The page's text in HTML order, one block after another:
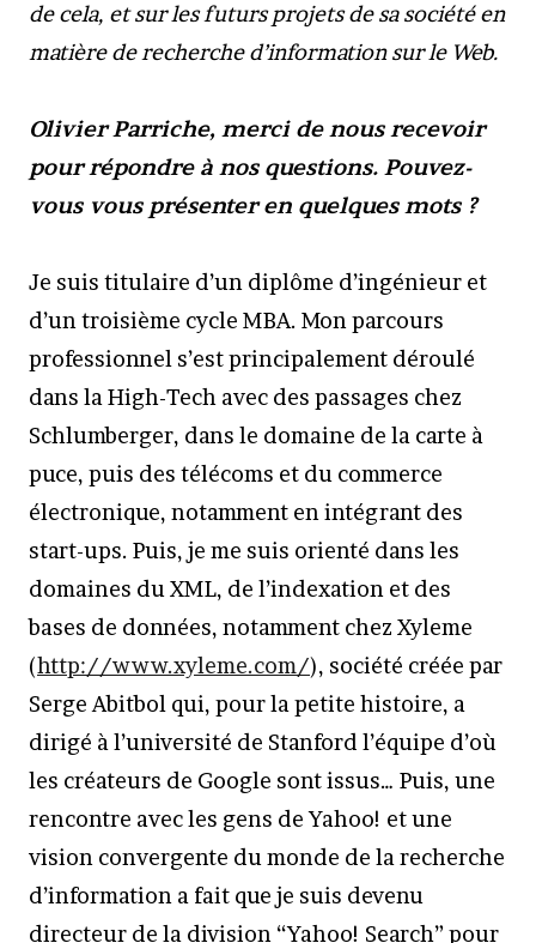
de cela, et sur les futurs projets de sa société en
matière de recherche d’information sur le Web.
Olivier Parriche, merci de nous recevoir
pour répondre à nos questions. Pouvez-
vous vous présenter en quelques mots ?
Je suis titulaire d’un diplôme d’ingénieur et
d’un troisième cycle MBA. Mon parcours
professionnel s’est principalement déroulé
dans la High-Tech avec des passages chez
Schlumberger, dans le domaine de la carte à
puce, puis des télécoms et du commerce
électronique, notamment en intégrant des
start-ups. Puis, je me suis orienté dans les
domaines du XML, de l’indexation et des
bases de données, notamment chez Xyleme
(http://www.xyleme.com/), société créée par
Serge Abitbol qui, pour la petite histoire, a
dirigé à l’université de Stanford l’équipe d’où
les créateurs de Google sont issus… Puis, une
rencontre avec les gens de Yahoo! et une
vision convergente du monde de la recherche
d’information a fait que je suis devenu
directeur de la division “Yahoo! Search” pour